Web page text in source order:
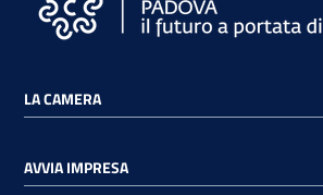
La
LA CAMERA
AVVIA IMPRESA